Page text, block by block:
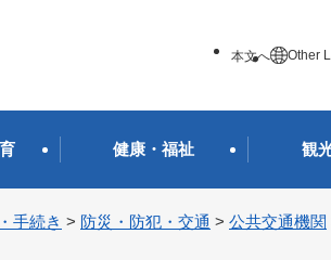
本文へ Other
健康・福祉 観
手続き > 防災・防犯・交通 > 公共交通機関